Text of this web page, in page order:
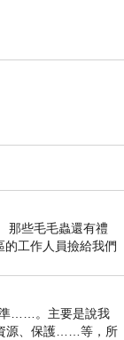
那些毛毛蟲還有禮
的工作人員撿給我們
準……。主要是說我
源、保護……等，所